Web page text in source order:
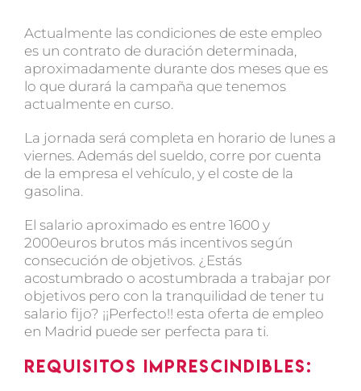
Actualmente las condiciones de este empleo
es un contrato de duración determinada,
aproximadamente durante dos meses que es
lo que durará la campaña que tenemos
actualmente en curso.
La jornada será completa en horario de lunes a
viernes. Además del sueldo, corre por cuenta
de la empresa el vehículo, y el coste de la
gasolina.
El salario aproximado es entre 1600 y
2000euros brutos más incentivos según
consecución de objetivos. ¿Estás
acostumbrado o acostumbrada a trabajar por
objetivos pero con la tranquilidad de tener tu
salario fijo? ¡¡Perfecto!! esta oferta de empleo
en Madrid puede ser perfecta para ti.
Requisitos imprescindibles: